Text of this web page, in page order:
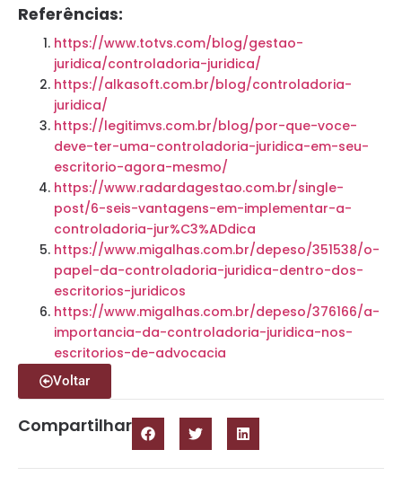
Referências:
https://www.totvs.com/blog/gestao-
juridica/controladoria-juridica/
https://alkasoft.com.br/blog/controladoria-
juridica/
https://legitimvs.com.br/blog/por-que-voce-
deve-ter-uma-controladoria-juridica-em-seu-
escritorio-agora-mesmo/
https://www.radardagestao.com.br/single-
post/6-seis-vantagens-em-implementar-a-
controladoria-jur%C3%ADdica
https://www.migalhas.com.br/depeso/351538/o-
papel-da-controladoria-juridica-dentro-dos-
escritorios-juridicos
https://www.migalhas.com.br/depeso/376166/a-
importancia-da-controladoria-juridica-nos-
escritorios-de-advocacia
Voltar
Compartilhar